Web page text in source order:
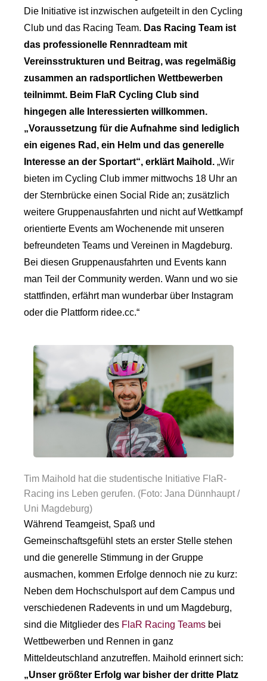
Die Initiative ist inzwischen aufgeteilt in den Cycling
Club und das Racing Team. Das Racing Team ist
das professionelle Rennradteam mit
Vereinsstrukturen und Beitrag, was regelmäßig
zusammen an radsportlichen Wettbewerben
teilnimmt. Beim FlaR Cycling Club sind
hingegen alle Interessierten willkommen.
„Voraussetzung für die Aufnahme sind lediglich
ein eigenes Rad, ein Helm und das generelle
Interesse an der Sportart“, erklärt Maihold. „Wir
bieten im Cycling Club immer mittwochs 18 Uhr an
der Sternbrücke einen Social Ride an; zusätzlich
weitere Gruppenausfahrten und nicht auf Wettkampf
orientierte Events am Wochenende mit unseren
befreundeten Teams und Vereinen in Magdeburg.
Bei diesen Gruppenausfahrten und Events kann
man Teil der Community werden. Wann und wo sie
stattfinden, erfährt man wunderbar über Instagram
oder die Plattform ridee.cc.“
Tim Maihold hat die studentische Initiative FlaR-
Racing ins Leben gerufen. (Foto: Jana Dünnhaupt /
Uni Magdeburg)
Während Teamgeist, Spaß und
Gemeinschaftsgefühl stets an erster Stelle stehen
und die generelle Stimmung in der Gruppe
ausmachen, kommen Erfolge dennoch nie zu kurz:
Neben dem Hochschulsport auf dem Campus und
verschiedenen Radevents in und um Magdeburg,
sind die Mitglieder des FlaR Racing Teams bei
Wettbewerben und Rennen in ganz
Mitteldeutschland anzutreffen. Maihold erinnert sich:
„Unser größter Erfolg war bisher der dritte Platz